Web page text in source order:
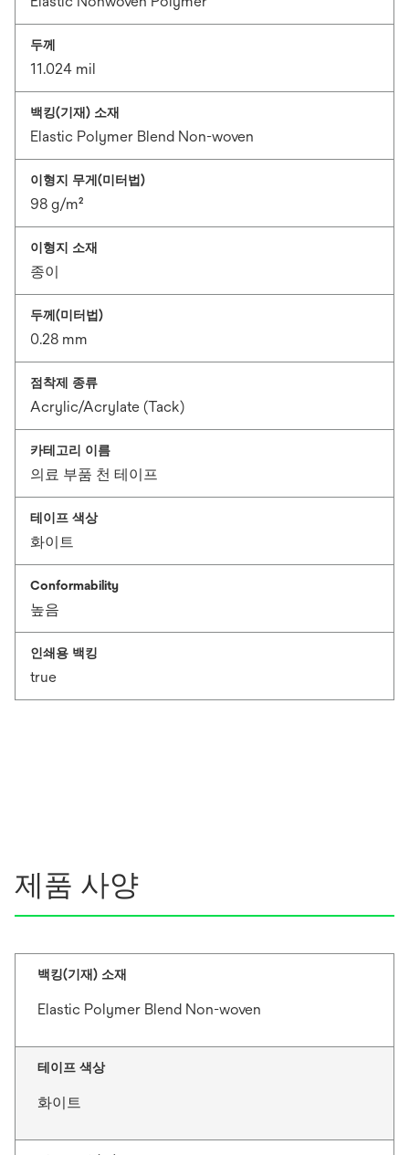
두께
11.024 mil
백킹(기재) 소재
Elastic Polymer Blend Non-woven
이형지 무게(미터법)
98 g/m²
이형지 소재
종이
두께(미터법)
0.28 mm
점착제 종류
Acrylic/Acrylate (Tack)
카테고리 이름
의료 부품 천 테이프
테이프 색상
화이트
Conformability
높음
인쇄용 백킹
true
제품 사양
백킹(기재) 소재
Elastic Polymer Blend Non-woven
테이프 색상
화이트